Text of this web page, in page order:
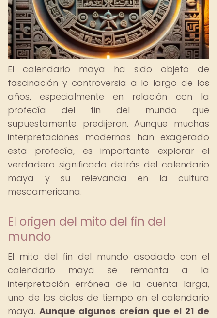
El calendario maya ha sido objeto de
fascinación y controversia a lo largo de los
años, especialmente en relación con la
profecía del fin del mundo que
supuestamente predijeron. Aunque muchas
interpretaciones modernas han exagerado
esta profecía, es importante explorar el
verdadero significado detrás del calendario
maya y su relevancia en la cultura
mesoamericana.
El origen del mito del fin del
mundo
El mito del fin del mundo asociado con el
calendario maya se remonta a la
interpretación errónea de la cuenta larga,
uno de los ciclos de tiempo en el calendario
maya. Aunque algunos creían que el 21 de